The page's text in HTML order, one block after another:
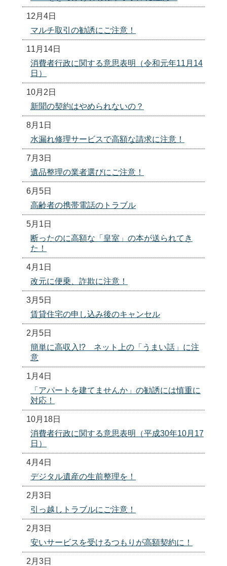
12月4日
マルチ取引の勧誘にご注意！
11月14日
消費者行政に関する意思表明（令和元年11月14
日）
10月2日
新聞の契約はやめられないの？
8月1日
水漏れ修理サービスで高額な請求に注意！
7月3日
遺品整理の業者選びにご注意！
6月5日
高齢者の携帯電話のトラブル
5月1日
断ったのに高額な「皇室」の本が送られてき
た！
4月1日
改元に便乗、詐欺に注意！
3月5日
賃貸住宅の申し込み後のキャンセル
2月5日
簡単に高収入!? ネット上の「うまい話」に注
意
1月4日
「アパートを建てませんか」の勧誘には慎重に
対応！
10月18日
消費者行政に関する意思表明（平成30年10月17
日）
4月4日
デジタル遺産の生前整理を！
2月3日
引っ越しトラブルにご注意！
2月3日
安いサービスを受けるつもりが高額契約に！
2月3日